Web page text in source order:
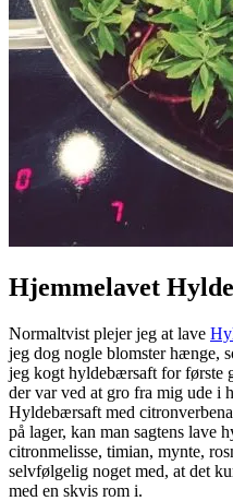
Hjemmelavet
Normaltvist plejer jeg at lave
jeg dog nogle blomster hænge,
jeg kogt hyldebærsaft for første
der var ved at gro fra mig ude i
Hyldebærsaft med
på lager, kan man sagtens lave
citronmelisse, timian, mynte,
selvfølgelig noget med, at det
med en skvis rom i.